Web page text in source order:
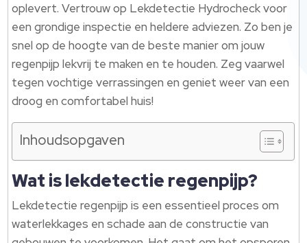
oplevert. Vertrouw op Lekdetectie Hydrocheck voor
een grondige inspectie en heldere adviezen. Zo ben je
snel op de hoogte van de beste manier om jouw
regenpijp lekvrij te maken en te houden. Zeg vaarwel
tegen vochtige verrassingen en geniet weer van een
droog en comfortabel huis!
Inhoudsopgaven
Wat is lekdetectie regenpijp?
Lekdetectie regenpijp is een essentieel proces om
waterlekkages en schade aan de constructie van